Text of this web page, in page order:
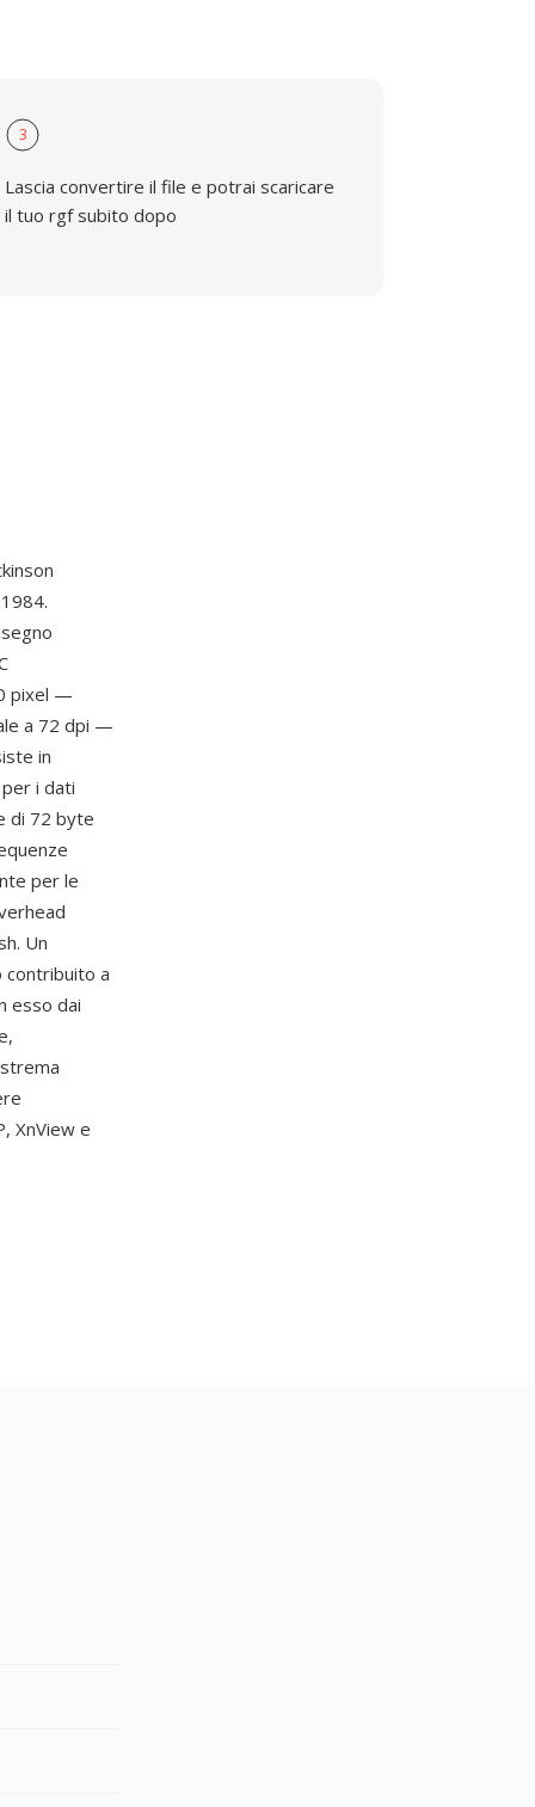
3
Lascia convertire il file e potrai scaricare
il tuo rgf subito dopo
pixel —
a 72 dpi —
in
i dati
di 72 byte
per le
Un
contribuito a
esso dai
XnView e